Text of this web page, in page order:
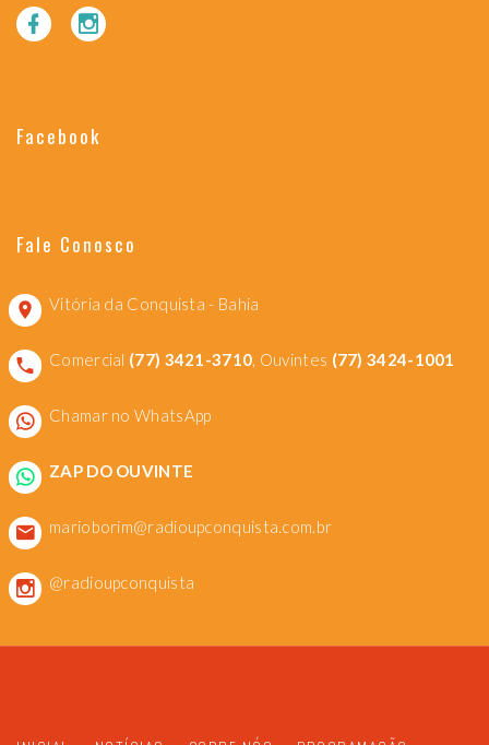
Facebook
Fale Conosco
Vitória da Conquista - Bahia
Comercial (77) 3421-3710, Ouvintes (77) 3424-1001
Chamar no WhatsApp
ZAP DO OUVINTE
marioborim@radioupconquista.com.br
@radioupconquista